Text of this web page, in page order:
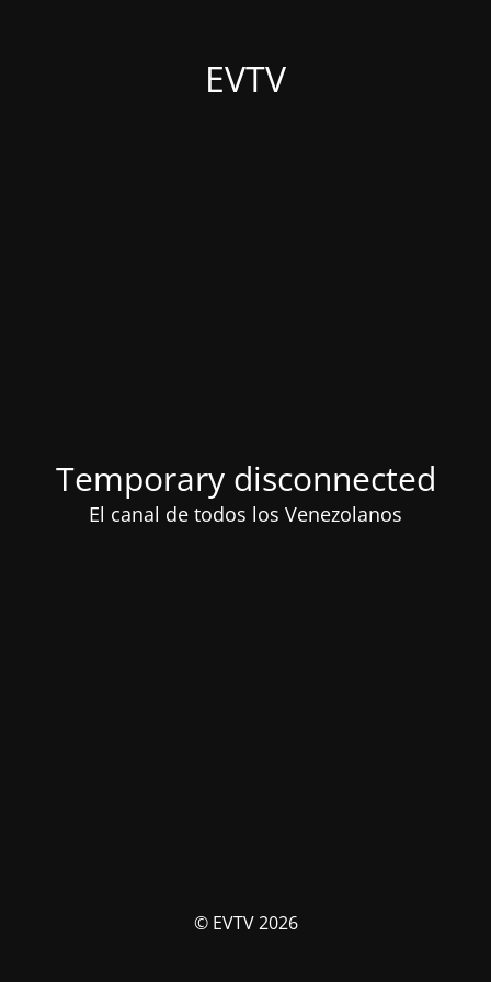
EVTV
Temporary disconnected
El canal de todos los Venezolanos
© EVTV 2026